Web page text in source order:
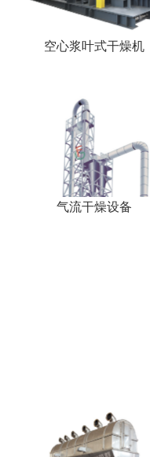
空心浆叶式干燥机
气流干燥设备